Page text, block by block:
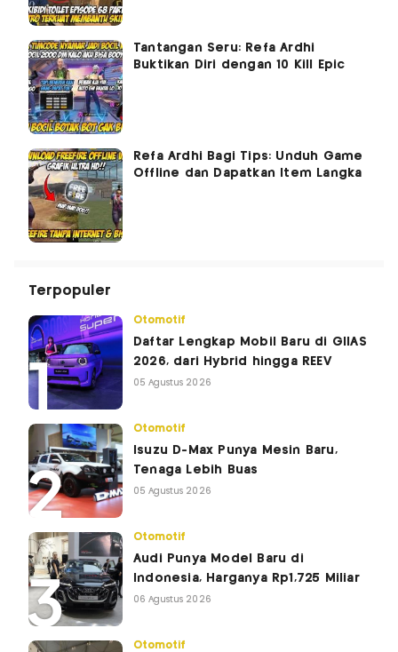
Tantangan Seru: Refa Ardhi
Buktikan Diri dengan 10 Kill Epic
Refa Ardhi Bagi Tips: Unduh Game
Offline dan Dapatkan Item Langka
Terpopuler
Otomotif
Daftar Lengkap Mobil Baru di GIIAS
2026, dari Hybrid hingga REEV
05 Agustus 2026
Otomotif
Isuzu D-Max Punya Mesin Baru,
Tenaga Lebih Buas
05 Agustus 2026
Otomotif
Audi Punya Model Baru di
Indonesia, Harganya Rp1,725 Miliar
06 Agustus 2026
Otomotif